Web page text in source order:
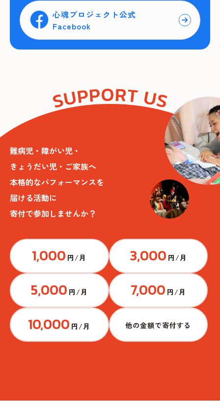
心魂プロジェクト公式
Facebook
難病児・障がい児・
きょうだい児・ご家族へ
本格的なパフォーマンスを
届ける活動に
寄付で参加しませんか？
1,000 円/月 3,000 円/月
5,000 円/月 7,000 円/月
10,000 円/月 他の金額で寄付する